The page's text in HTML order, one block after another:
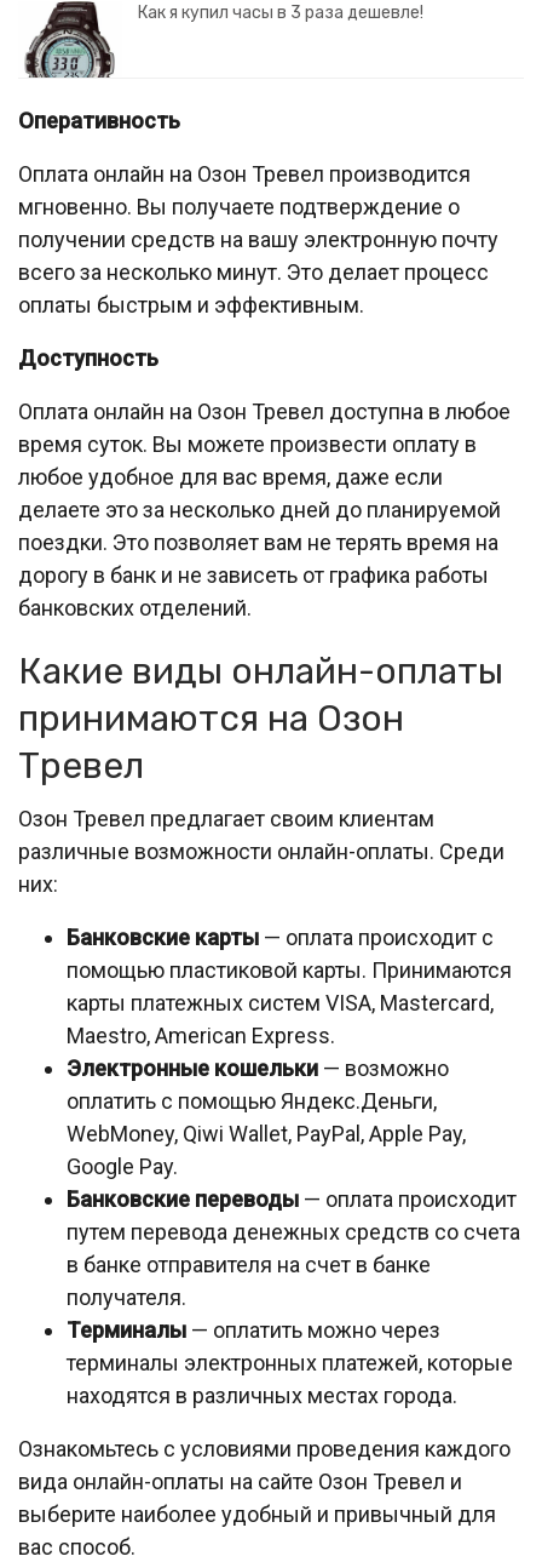
Как я купил часы в 3 раза дешевле!
Оперативность
Оплата онлайн на Озон Тревел производится
мгновенно. Вы получаете подтверждение о
получении средств на вашу электронную почту
всего за несколько минут. Это делает процесс
оплаты быстрым и эффективным.
Доступность
Оплата онлайн на Озон Тревел доступна в любое
время суток. Вы можете произвести оплату в
любое удобное для вас время, даже если
делаете это за несколько дней до планируемой
поездки. Это позволяет вам не терять время на
дорогу в банк и не зависеть от графика работы
банковских отделений.
Какие виды онлайн-оплаты
принимаются на Озон
Тревел
Озон Тревел предлагает своим клиентам
различные возможности онлайн-оплаты. Среди
них:
Банковские карты — оплата происходит с
помощью пластиковой карты. Принимаются
карты платежных систем VISA, Mastercard,
Maestro, American Express.
Электронные кошельки — возможно
оплатить с помощью Яндекс.Деньги,
WebMoney, Qiwi Wallet, PayPal, Apple Pay,
Google Pay.
Банковские переводы — оплата происходит
путем перевода денежных средств со счета
в банке отправителя на счет в банке
получателя.
Терминалы — оплатить можно через
терминалы электронных платежей, которые
находятся в различных местах города.
Ознакомьтесь с условиями проведения каждого
вида онлайн-оплаты на сайте Озон Тревел и
выберите наиболее удобный и привычный для
вас способ.